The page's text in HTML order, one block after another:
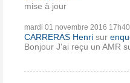
mise à jour
mardi 01 novembre 2016 17h40
CARRERAS Henri sur
Bonjour J'ai reçu un AMR